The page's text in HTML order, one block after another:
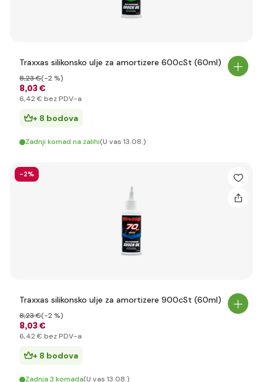
Traxxas silikonsko ulje za amortizere 600cSt (60ml)
8,03 €
8,23 €(-2 %)
6,42 € bez PDV-a
+ 8 bodova
Zadnji komad na zalihi(U vas 13.08.)
-2%
Traxxas silikonsko ulje za amortizere 900cSt (60ml)
8,03 €
8,23 €(-2 %)
6,42 € bez PDV-a
+ 8 bodova
Zadnja 3 komada(U vas 13.08.)